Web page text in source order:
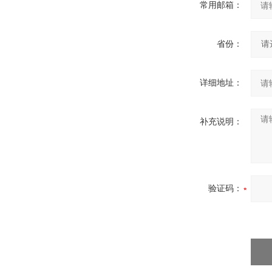
常用邮箱：
省份：
详细地址：
补充说明：
验证码：